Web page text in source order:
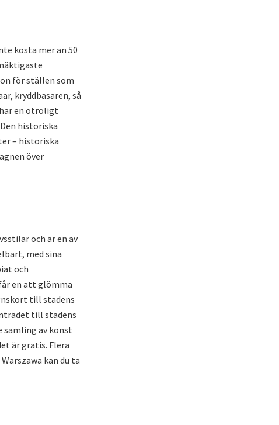
kosta mer än 50
för ställen som
kryddbasaren, så
en otroligt
historiska
– historiska
över
och är en av
med sina
och
en att glömma
till stadens
till stadens
samling av konst
är gratis. Flera
kan du ta